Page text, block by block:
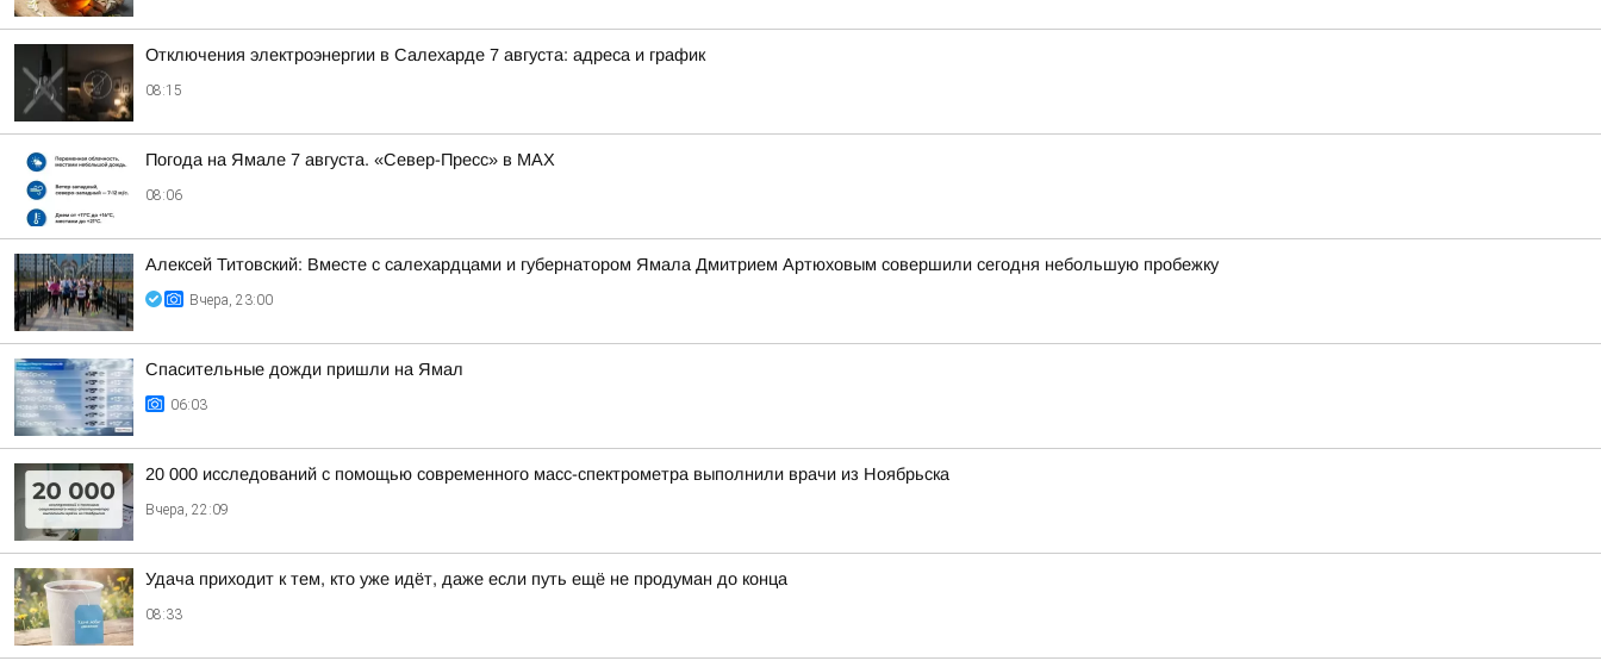
Отключения электроэнергии в Салехарде 7 августа: адреса и график
08:15
Погода на Ямале 7 августа. «Север-Пресс» в MAX
08:06
Алексей Титовский: Вместе с салехардцами и губернатором Ямала Дмитрием Артюховым совершили сегодня небольшую пробежку
Вчера, 23:00
Спасительные дожди пришли на Ямал
06:03
20 000 исследований с помощью современного масс-спектрометра выполнили врачи из Ноябрьска
Вчера, 22:09
Удача приходит к тем, кто уже идёт, даже если путь ещё не продуман до конца
08:33